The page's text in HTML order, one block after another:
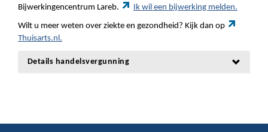
Bijwerkingencentrum Lareb.
Ik wil een bijwerking melden.
Wilt u meer weten over ziekte en gezondheid? Kijk dan op
Thuisarts.nl.
Details handelsvergunning